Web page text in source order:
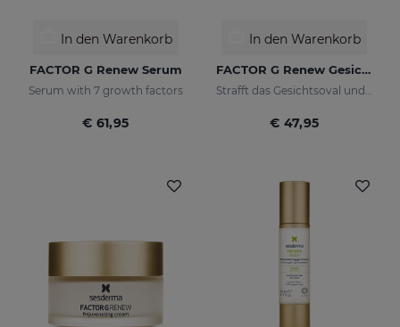
In den Warenkorb
FACTOR G Renew Serum
Serum with 7 growth factors
€ 61,95
In den Warenkorb
FACTOR G Renew Gesichtsoval Hals
Strafft das Gesichtsoval und den Hals
€ 47,95